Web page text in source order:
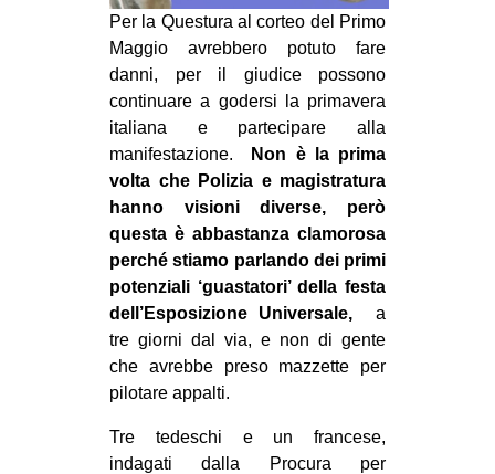
DIRITTO ALL’ABITARE
GENERI
MIGRAZIONI
PRECARIATO
REPRESSIONE
STUDENTI
CULTURE
ARTE
CINEMA
MANIFESTI
RECENSIONI
Per la Questura al corteo del Primo
Maggio avrebbero potuto fare
danni, per il giudice possono
continuare a godersi la primavera
italiana e partecipare alla
manifestazione.
Non è la prima
volta che Polizia e magistratura
hanno visioni diverse, però
questa è abbastanza clamorosa
perché stiamo parlando dei primi
potenziali ‘guastatori’ della festa
dell’Esposizione Universale, a
tre giorni dal via, e non di gente
che avrebbe preso mazzette per
pilotare appalti.
Tre tedeschi e un francese,
indagati dalla Procura per